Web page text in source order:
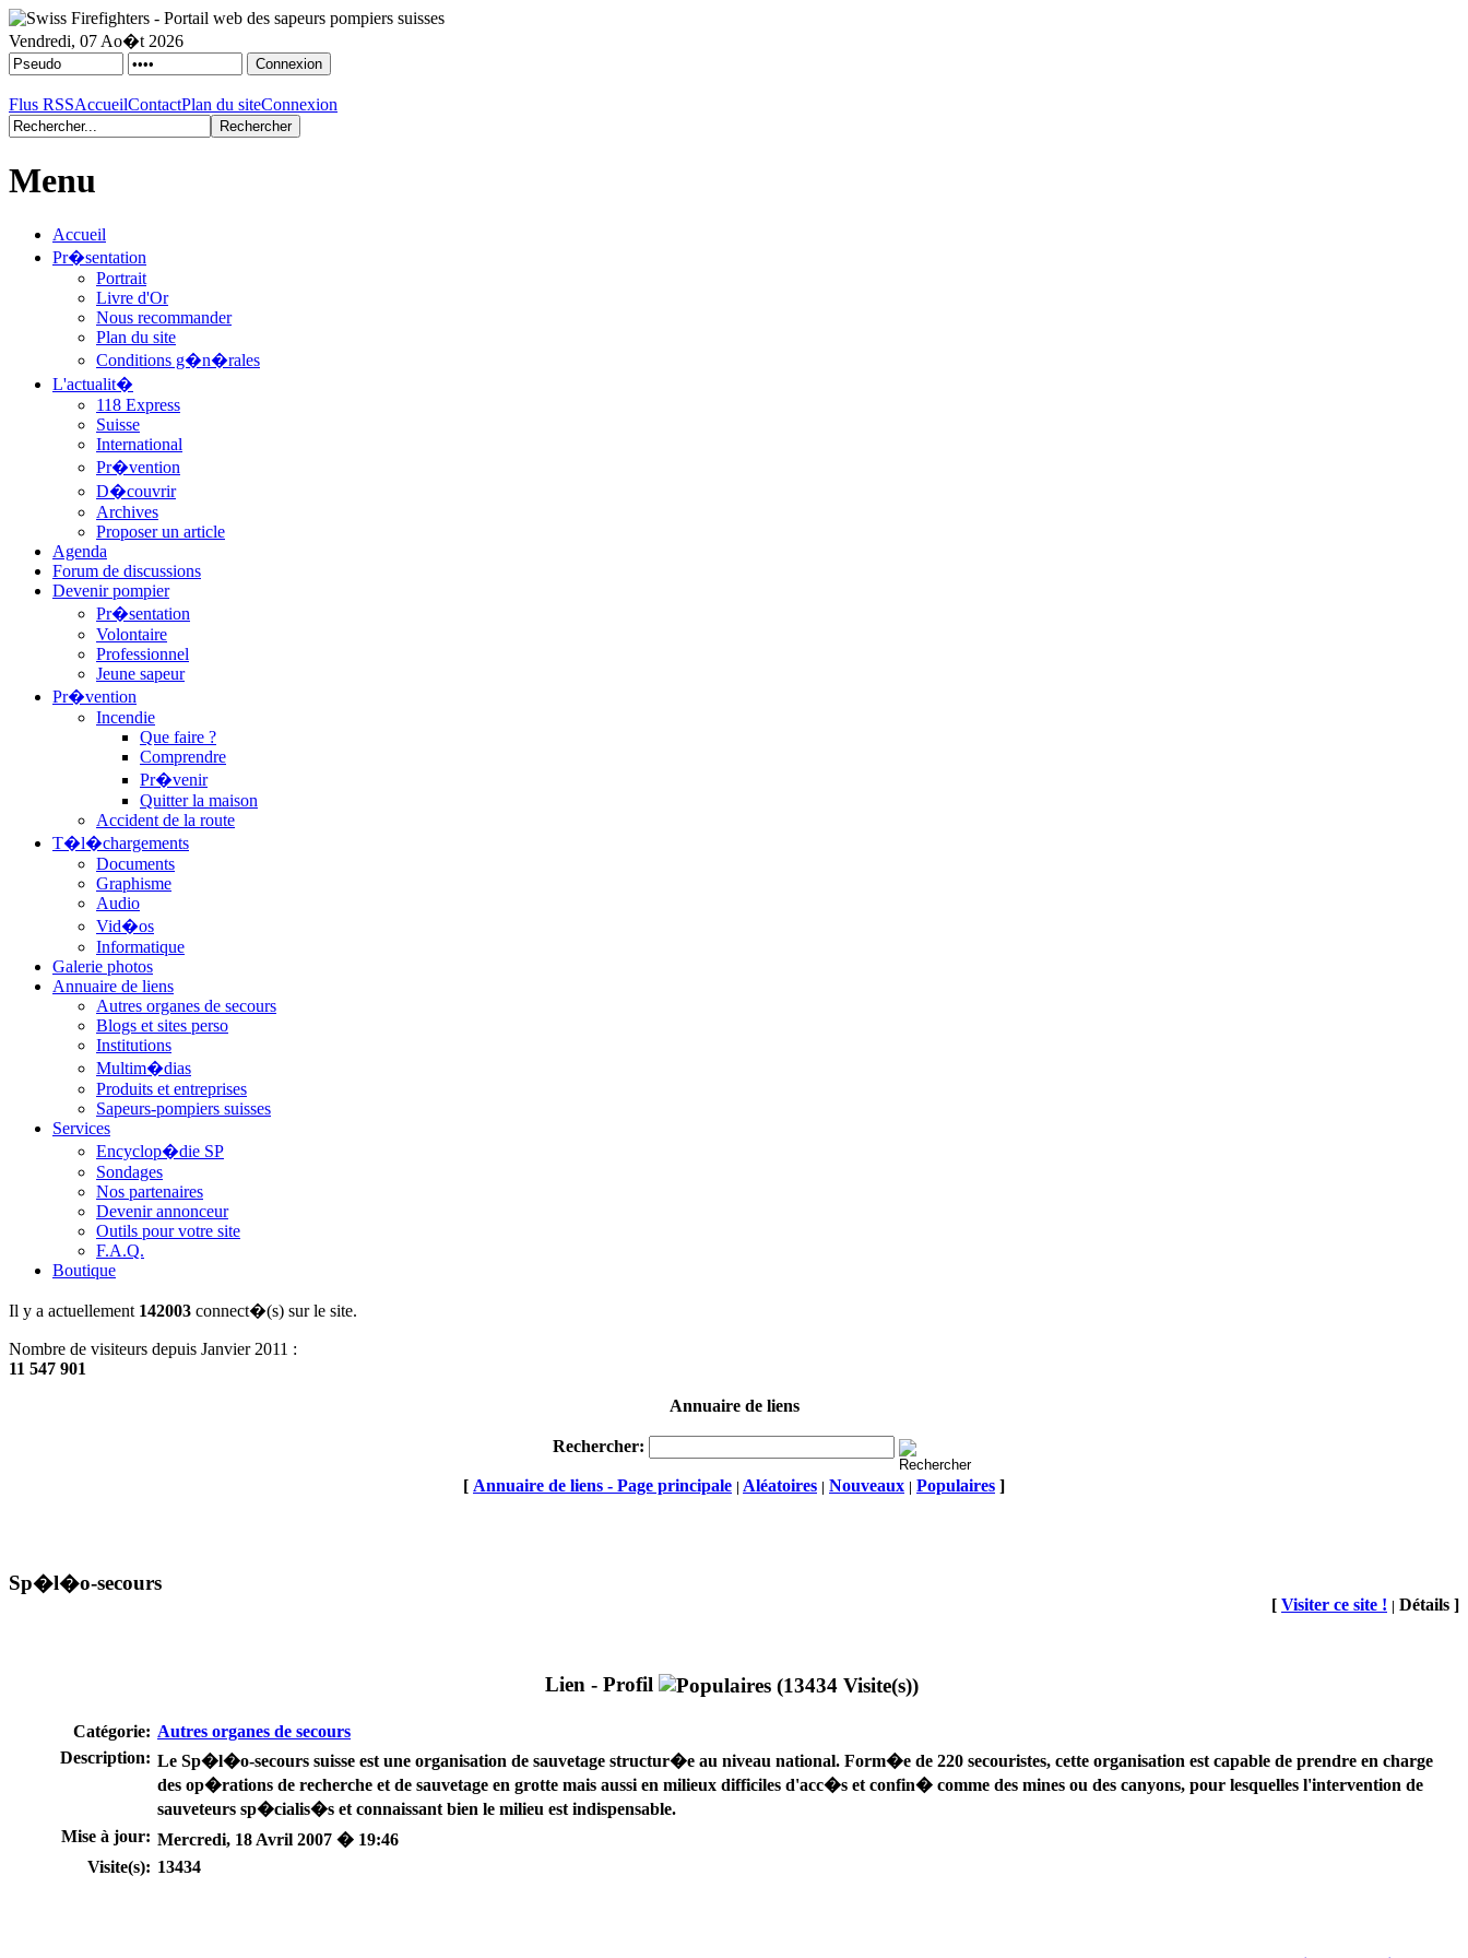
Vendredi, 07 Ao�t 2026
Flus RSSAccueilContactPlan du siteConnexion
Menu
Accueil
Pr�sentation
Portrait
Livre d'Or
Nous recommander
Plan du site
Conditions g�n�rales
L'actualit�
118 Express
Suisse
International
Pr�vention
D�couvrir
Archives
Proposer un article
Agenda
Forum de discussions
Devenir pompier
Pr�sentation
Volontaire
Professionnel
Jeune sapeur
Pr�vention
Incendie
Que faire ?
Comprendre
Pr�venir
Quitter la maison
Accident de la route
T�l�chargements
Documents
Graphisme
Audio
Vid�os
Informatique
Galerie photos
Annuaire de liens
Autres organes de secours
Blogs et sites perso
Institutions
Multim�dias
Produits et entreprises
Sapeurs-pompiers suisses
Services
Encyclop�die SP
Sondages
Nos partenaires
Devenir annonceur
Outils pour votre site
F.A.Q.
Boutique
Il y a actuellement 142003 connect�(s) sur le site.
Nombre de visiteurs depuis Janvier 2011 :
11 547 901
Annuaire de liens
Rechercher:
[ Annuaire de liens - Page principale | Aléatoires | Nouveaux | Populaires ]
Sp�l�o-secours
[ Visiter ce site ! | Détails ]
Lien - Profil
Catégorie: Autres organes de secours
Description: Le Sp�l�o-secours suisse est une organisation de sauvetage structur�e au niveau national. Form�e de 220 secouristes, cette organisation est capable de prendre en charge
des op�rations de recherche et de sauvetage en grotte mais aussi en milieux difficiles d'acc�s et confin� comme des mines ou des canyons, pour lesquelles l'intervention de
sauveteurs sp�cialis�s et connaissant bien le milieu est indispensable.
Mise à jour: Mercredi, 18 Avril 2007 � 19:46
Visite(s): 13434